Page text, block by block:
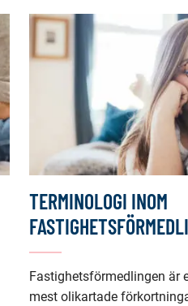
TERMINOLOGI INOM
Fastighetsförmedlingen är
mest olikartade